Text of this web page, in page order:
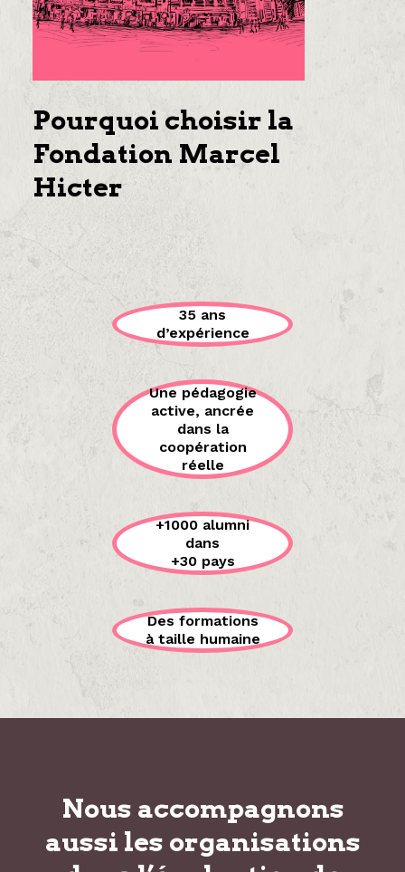
Pourquoi choisir la
Fondation Marcel
Hicter
35 ans
d’expérience
Une pédagogie
active, ancrée
dans la
coopération
réelle
+1000 alumni
dans
+30 pays
Des formations
à taille humaine
Nous accompagnons
aussi les organisations